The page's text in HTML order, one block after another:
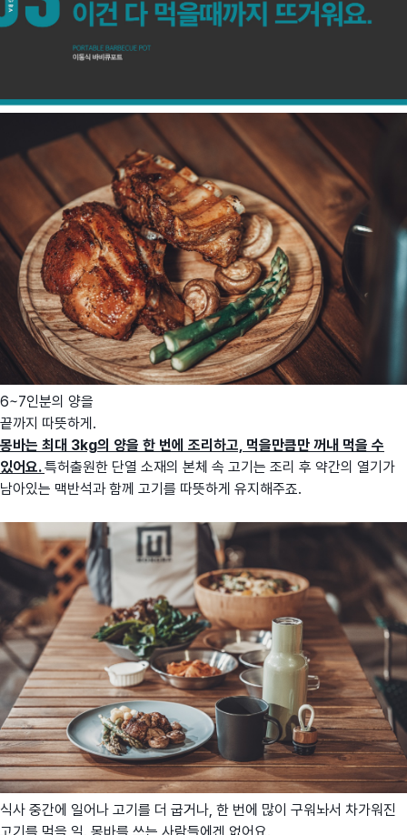
6~7인분의 양을
끝까지 따뜻하게.
몽바는 최대 3kg의 양을 한 번에 조리하고, 먹을만큼만 꺼내 먹을 수
있어요.특허출원한 단열 소재의 본체 속 고기는 조리 후 약간의 열기가
남아있는 맥반석과 함께 고기를 따뜻하게 유지해주죠.
식사 중간에 일어나 고기를 더 굽거나, 한 번에 많이 구워놔서 차가워진